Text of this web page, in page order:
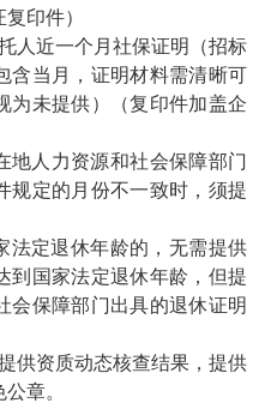
印件）
人近一个月社保证明（招标
含当月，证明材料需清晰可
为未提供）（复印件加盖企
地人力资源和社会保障部门
规定的月份不一致时，须提
法定退休年龄的，无需提供
到国家法定退休年龄，但提
会保障部门出具的退休证明
供资质动态核查结果，提供
章。